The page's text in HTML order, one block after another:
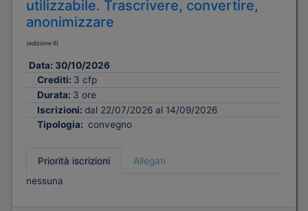
utilizzabile. Trascrivere, convertire,
anonimizzare
(edizione 8)
Data: 30/10/2026
Crediti: 3 cfp
Durata: 3 ore
Iscrizioni: dal 22/07/2026 al 14/09/2026
Tipologia: convegno
Priorità iscrizioni
Allegati
nessuna